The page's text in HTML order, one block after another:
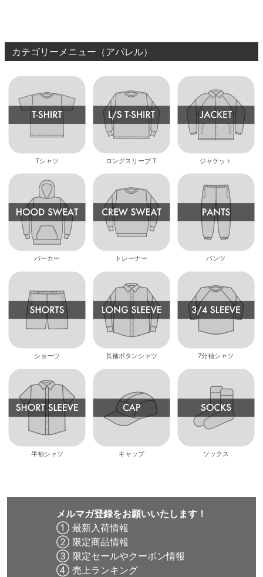
カテゴリーメニュー（アパレル）
Tシャツ ロングスリーブ T ジャケット
パーカー トレーナー パンツ
ショーツ 長袖ボタンシャツ 7分袖シャツ
半袖シャツ キャップ ソックス
メルマガ登録をお願いいたします！
① 最新入荷情報
② 限定商品情報
③ 限定セールやクーポン情報
④ 売上ランキング